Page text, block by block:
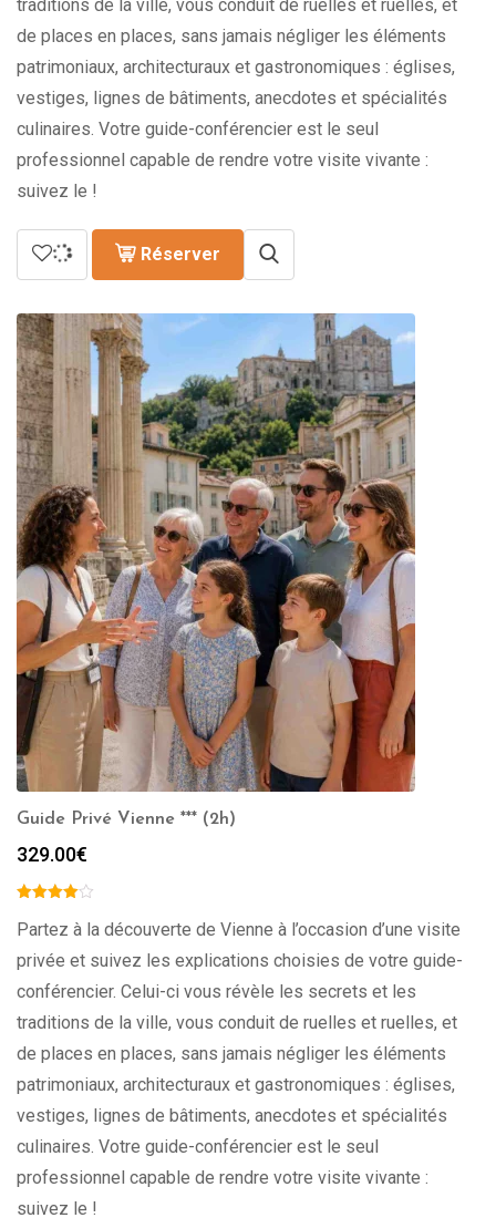
traditions de la ville, vous conduit de ruelles et ruelles, et
de places en places, sans jamais négliger les éléments
patrimoniaux, architecturaux et gastronomiques : églises,
vestiges, lignes de bâtiments, anecdotes et spécialités
culinaires. Votre guide-conférencier est le seul
professionnel capable de rendre votre visite vivante :
suivez le !
Réserver
Guide Privé Vienne *** (2h)
329.00€
Partez à la découverte de Vienne à l’occasion d’une visite
privée et suivez les explications choisies de votre guide-
conférencier. Celui-ci vous révèle les secrets et les
traditions de la ville, vous conduit de ruelles et ruelles, et
de places en places, sans jamais négliger les éléments
patrimoniaux, architecturaux et gastronomiques : églises,
vestiges, lignes de bâtiments, anecdotes et spécialités
culinaires. Votre guide-conférencier est le seul
professionnel capable de rendre votre visite vivante :
suivez le !